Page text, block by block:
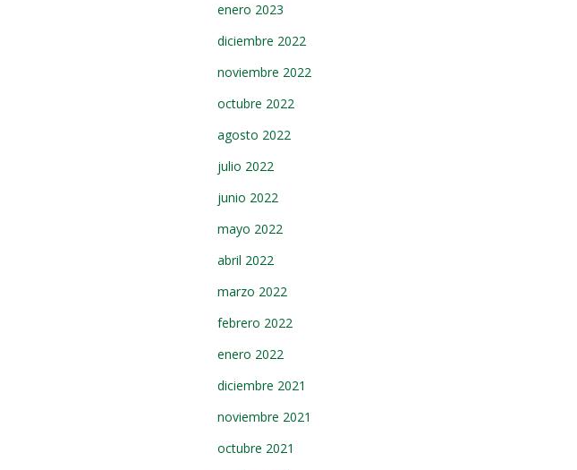
enero 2023
diciembre 2022
noviembre 2022
octubre 2022
agosto 2022
julio 2022
junio 2022
mayo 2022
abril 2022
marzo 2022
febrero 2022
enero 2022
diciembre 2021
noviembre 2021
octubre 2021